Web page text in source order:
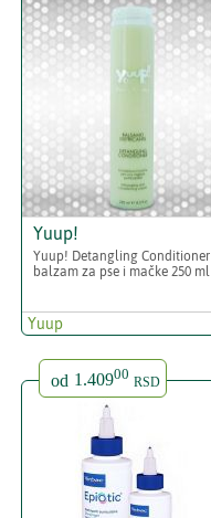
Yuup!
Yuup! Detangling Conditioner
balzam za pse i mačke 250 ml
Yuup
od 1.40900 RSD